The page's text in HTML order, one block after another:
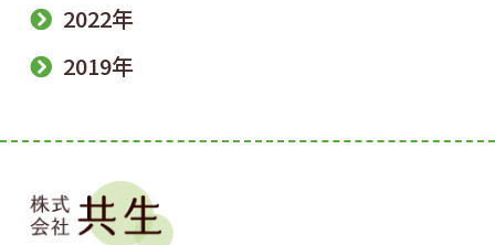
2022年
2019年